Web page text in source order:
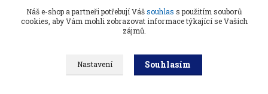
pietrasova.p@seznam.cz
Náš e-shop a partneři potřebují Vášsouhlas s použitím souborů
cookies, aby Vám mohli zobrazovat informace týkající se Vašich
zájmů.
Nastavení Souhlasím